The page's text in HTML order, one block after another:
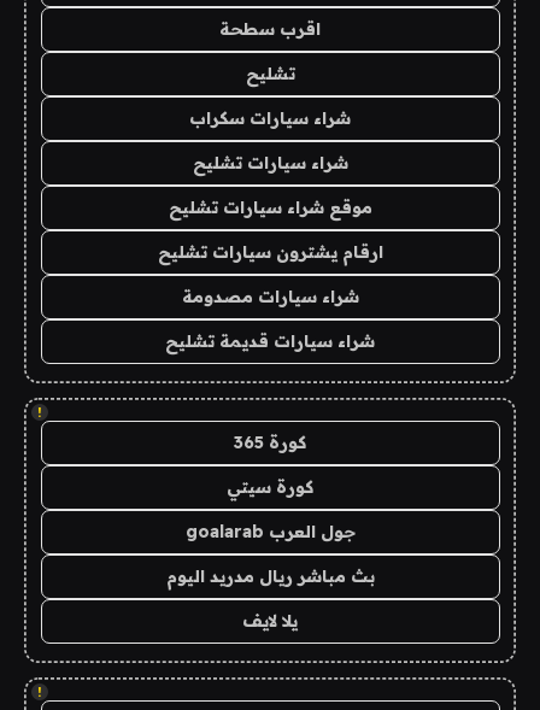
اقرب سطحة
تشليح
شراء سيارات سكراب
شراء سيارات تشليح
موقع شراء سيارات تشليح
ارقام يشترون سيارات تشليح
شراء سيارات مصدومة
شراء سيارات قديمة تشليح
!
كورة 365
كورة سيتي
جول العرب goalarab
بث مباشر ريال مدريد اليوم
يلا لايف
!